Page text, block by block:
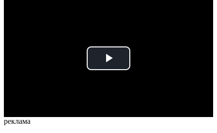
Play
реклама